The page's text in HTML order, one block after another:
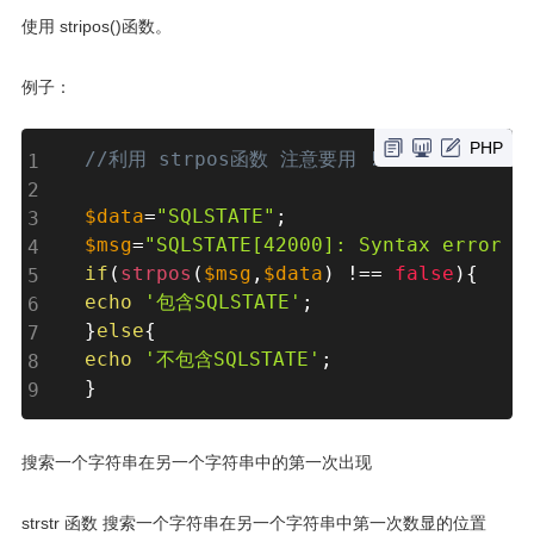
使用 stripos()函数。
例子：
PHP
//利用 strpos函数 注意要用 !==
$data="SQLSTATE" ;
$msg="SQLSTATE[42000]: Syntax
if ( strpos ( $msg , $data ) !== false ) {
echo
'包含SQLSTATE' ;
}else{
echo
'不包含SQLSTATE' ;
}
搜索一个字符串在另一个字符串中的第一次出现
strstr 函数 搜索一个字符串在另一个字符串中第一次数显的位置